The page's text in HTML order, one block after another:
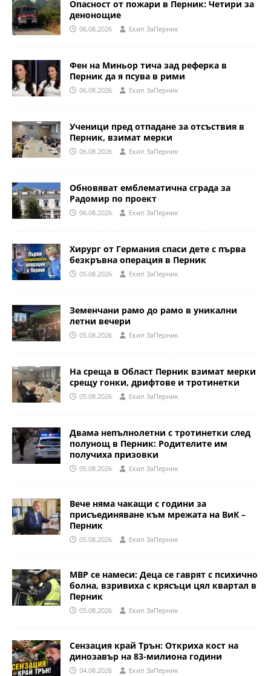
Опасност от пожари в Перник: Четири за
денонощие
06.08.2026 Eкип ЗаПерник
Фен на Миньор тича зад реферка в
Перник да я псува в рими
06.08.2026 Eкип ЗаПерник
Ученици пред отпадане за отсъствия в
Перник, взимат мерки
06.08.2026 Eкип ЗаПерник
Обновяват емблематична сграда за
Радомир по проект
06.08.2026 Eкип ЗаПерник
Хирург от Германия спаси дете с първа
безкръвна операция в Перник
05.08.2026 Eкип ЗаПерник
Земенчани рамо до рамо в уникални
летни вечери
05.08.2026 Eкип ЗаПерник
На среща в Област Перник взимат мерки
срещу гонки, дрифтове и тротинетки
05.08.2026 Eкип ЗаПерник
Двама непълнолетни с тротинетки след
полунощ в Перник: Родителите им
получиха призовки
05.08.2026 Eкип ЗаПерник
Вече няма чакащи с години за
присъединяване към мрежата на ВиК –
Перник
05.08.2026 Eкип ЗаПерник
МВР се намеси: Деца се гаврят с психично
болна, взривиха с крясъци цял квартал в
Перник
05.08.2026 Eкип ЗаПерник
Сензация край Трън: Откриха кост на
динозавър на 83-милиона години
04.08.2026 Eкип ЗаПерник